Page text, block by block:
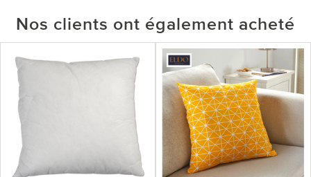
Nos clients ont également acheté